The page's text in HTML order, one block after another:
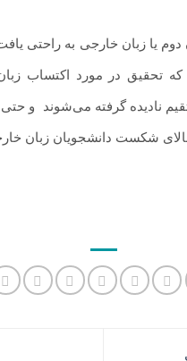
دوم یا زبان خارجی به راحتی
تحقیق در مورد اکتساب
نادیده گرفته می‌شوند و حتی
شکست دانشجویان زبان